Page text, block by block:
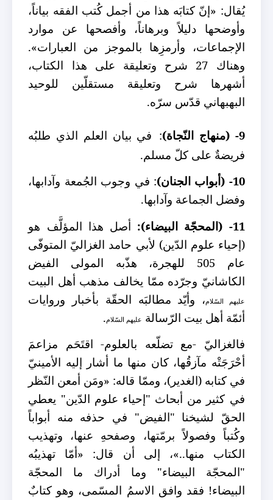
يُقال: «إنّ كتابَه هذا من أجمل كُتب الفقه بياناً،
وأوضحها دليلاً وبرهاناً، وأفصحها عن موارد
الإجماعات، وأرمزِها بالموجز من العبارات».
وهناك 27 شرح وتعليقة على هذا الكتاب،
أشهرها شرح وتعليقة مستقلّين للوحيد
البهبهاني قدّس سرّه.
9- (منهاج النّجاة) : في بيان العلم الذي طلبُه
فريضةٌ على كلّ مسلم.
10- (أبواب الجنان)
: في وجوب الجُمعة وآدابها،
وفضل الجماعة وآدابها.
11- (المحجّة البيضاء):
أصل هذا المؤلَّف هو
(إحياء علوم الدّين) لأبي حامد الغزاليّ المتوفّى
عام 505 للهجرة، هذّبه المولى الفيض
الكاشانيّ وجرّده ممّا يخالف مذهب أهل البيت
عليهم السّلام، وأيّد مطالبَه الحقّة بأخبار وروايات
أئمّة أهل بيت الرّسالة عليهم السّلام.
فالغزاليّ -مع تضلّعه بالعلوم- اقتَحَم مزاعمَ
أحْرَجَتْه مآزقُها، كان منها ما أشار إليه الأمينيّ
في كتابه (الغدير)، وممّا قاله: «ومَن أمعن النّظر
في كثير من أبحاث "إحياء علوم الدّين" يعطي
الحقّ لشيخنا "الفيض" في حذفه منه أبواباً
وكُتباً وفصولاً برمّتها، وصفحهِ عنها، وتهذيب
الكتاب منها..»، إلى أن قال: «أمّا
تهذيبُه
"المحجّة البيضاء" وما أدراك ما المحجّة
البيضاء! فقد وافق الاسمُ المسّمى، وهو كتابٌ